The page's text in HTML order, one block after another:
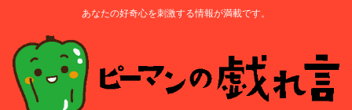
あなたの好奇心を刺激する情報が満載です。